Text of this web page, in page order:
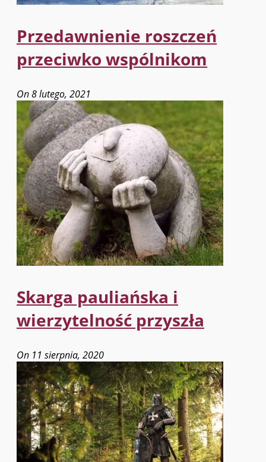
Przedawnienie roszczeń
przeciwko wspólnikom
On 8 lutego, 2021
Skarga pauliańska i
wierzytelność przyszła
On 11 sierpnia, 2020